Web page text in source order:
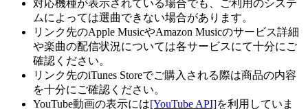
対応機種が表示されている場合でも、ご利用のシステ
ムによっては選曲できない場合があります。
リンク先のApple MusicやAmazon Musicのサービス詳細
や楽曲の配信状況については各サービスにて十分にご
確認ください。
リンク先のiTunes Storeでご購入される際は商品の内容
を十分にご確認ください。
YouTube動画の表示には[YouTube API]を利用していま